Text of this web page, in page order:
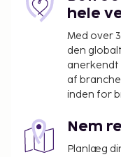
hele
Med over
den
anerkendt
af
inden for
Nem
Planlæg